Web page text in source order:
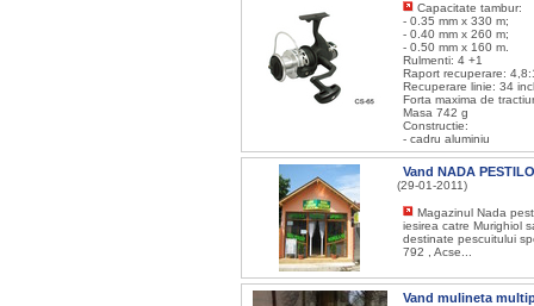
Capacitate tambur:
- 0.35 mm x 330 m;
- 0.40 mm x 260 m;
- 0.50 mm x 160 m.
Rulmenti: 4 +1
Raport recuperare:
Recuperare linie: 34
Forta maxima de
Masa 742 g
Constructie:
- cadru aluminiu
Vand NADA
(29-01-2011)
Magazinul Nada
iesirea catre Murighiol
destinate pescuitului
792 , Acse...
Vand mulineta